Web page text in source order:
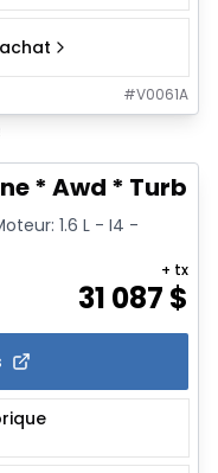
#V0061A
* Awd *
1.6 L - I4 -
31 087 $
+ tx